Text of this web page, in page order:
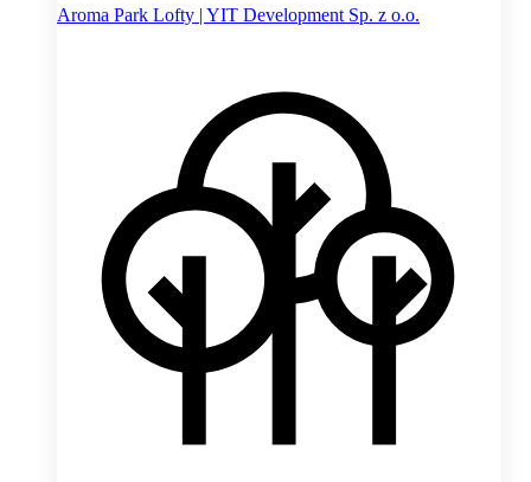
Aroma Park Lofty | YIT Development Sp. z o.o.